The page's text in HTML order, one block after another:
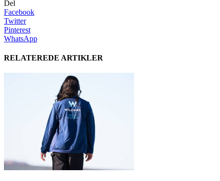
Del
Facebook
Twitter
Pinterest
WhatsApp
RELATEREDE ARTIKLER